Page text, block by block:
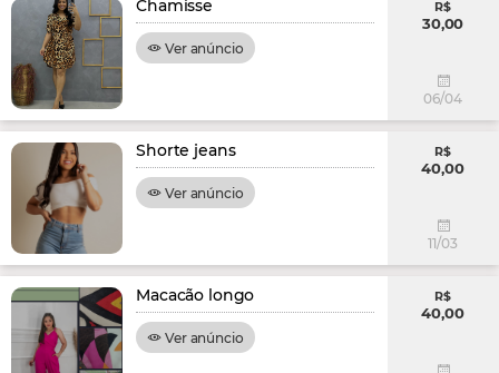
Chamisse
Ver anúncio
R$
30,00
06/04
Shorte jeans
Ver anúncio
R$
40,00
11/03
Macacão longo
Ver anúncio
R$
40,00